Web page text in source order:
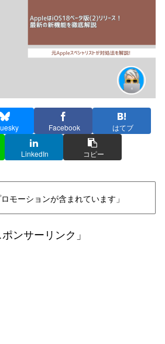
Facebook はてブ
LinkedIn コピー
モーションが含まれています」
ポンサーリンク」